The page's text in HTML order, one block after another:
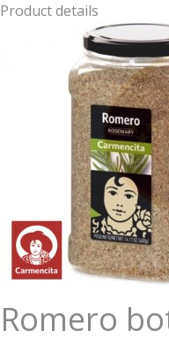
Product details
Romero